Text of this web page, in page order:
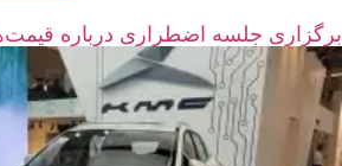
برگزاری جلسه اضطراری درباره